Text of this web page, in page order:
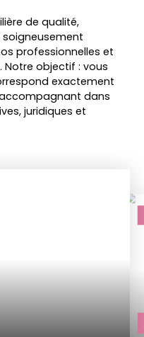
de qualité,
professionnelles et
objectif : vous
exactement
dans
juridiques et